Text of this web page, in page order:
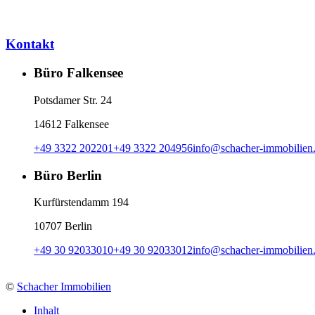
Kontakt
Büro Falkensee
Potsdamer Str. 24
14612 Falkensee
+49 3322 202201+49 3322 204956info@schacher-
Büro Berlin
Kurfürstendamm 194
10707 Berlin
+49 30 92033010+49 30 92033012info@schacher-
© Schacher Immobilien
Inhalt